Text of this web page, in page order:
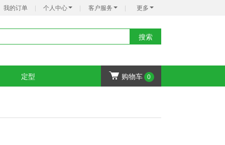
我的订单 | 个人中心 | 客户服务 | 更多
搜索
定型 购物车 0